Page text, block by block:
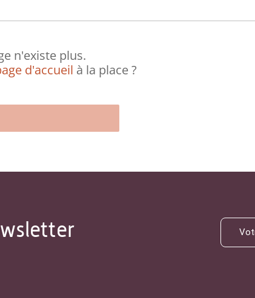
n'existe plus.
d'accueil à la place ?